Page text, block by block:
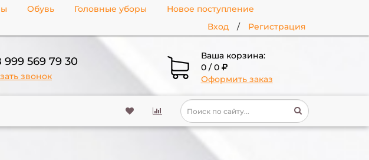
Обувь Головные уборы
Новое поступление
Вход
/ Регистрация
999 569 79 30
звонок
Ваша корзина:
0 / 0
Оформить заказ